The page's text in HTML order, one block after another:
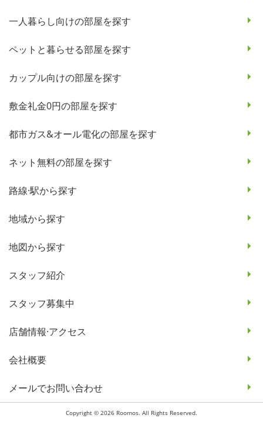
一人暮らし向けの部屋を探す
ペットと暮らせる部屋を探す
カップル向けの部屋を探す
敷金礼金0円の部屋を探す
都市ガス&オール電化の部屋を探す
ネット無料の部屋を探す
路線·駅から探す
地域から探す
地図から探す
スタッフ紹介
スタッフ募集中
店舗情報·アクセス
会社概要
メールでお問い合わせ
Copyright © 2026 Roomos. All Rights Reserved.